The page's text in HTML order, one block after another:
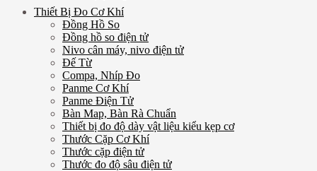
Thiết Bị Đo Cơ Khí
Đồng Hồ So
Đồng hồ so điện tử
Nivo cân máy, nivo điện tử
Đế Từ
Compa, Nhíp Đo
Panme Cơ Khí
Panme Điện Tử
Bàn Map, Bàn Rà Chuẩn
Thiết bị đo độ dày vật liệu kiểu kẹp cơ
Thước Cặp Cơ Khí
Thước cặp điện tử
Thước đo độ sâu điện tử